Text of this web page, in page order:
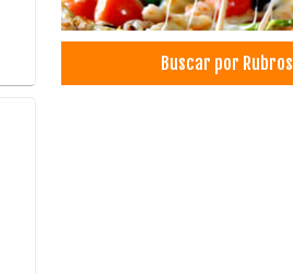
Buscar por Rubros